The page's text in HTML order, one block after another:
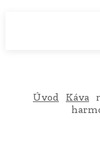
Úvod Káva